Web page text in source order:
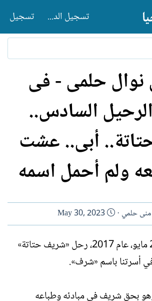
تسجيل الدخول تسجيل
نوال حلمى - فى
السادس..
أبى.. عشت
ولم أحمل اسمه
حلمي
ت
ا
ر
ي
خ
إ
May 30, 2023
في مثل اليوم 22 مايو، عام 2017، رحل «شريف حتاتة»
في أسرتنا باسم «شرف».
بحق شريف في مبادئه وطباعه